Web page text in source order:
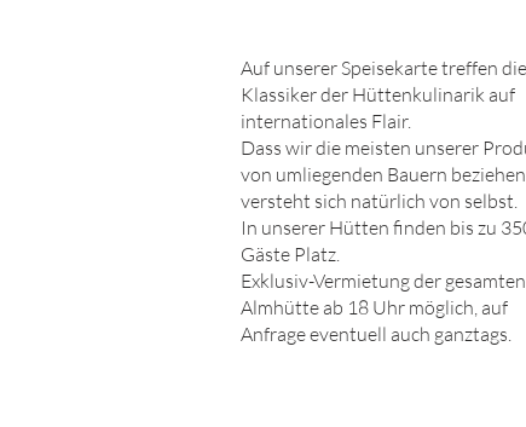
Auf unserer Speisekarte treffen die
Klassiker der Hüttenkulinarik auf
internationales Flair.
Dass wir die meisten unserer
von umliegenden Bauern
versteht sich natürlich von selbst.
In unserer Hütten finden bis zu
Gäste Platz.
Exklusiv-Vermietung der
Almhütte ab 18 Uhr möglich, auf
Anfrage eventuell auch ganztags.